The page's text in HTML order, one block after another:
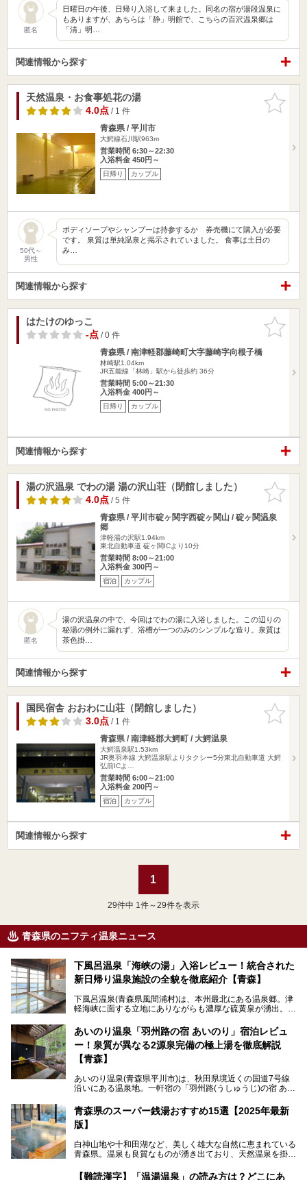
匿名
日曜日の午後、日帰り入浴して来ました。同名の宿が湯段温泉に
もありますが、あちらは「静」明館で、こちらの百沢温泉郷は
「清」明…
関連情報から探す
お気に入
りに追加
天然温泉・お食事処花の湯
4.0点/ 1 件
青森県 / 平川市
大鰐線石川駅963m
営業時間 6:30～22:30
入浴料金 450円～
日帰り カップル
50代～
男性
ボディソープやシャンプーは持参するか 券売機にて購入が必要
です。 泉質は単純温泉と掲示されていました。 食事は土日の
み…
関連情報から探す
お気に入
りに追加
はたけのゆっこ
-点/ 0 件
青森県 / 南津軽郡藤崎町大字藤崎字向根子橋
林崎駅1.04km
JR五能線「林崎」駅から徒歩約 36分
営業時間 5:00～21:30
入浴料金 400円～
日帰り カップル
関連情報から探す
お気に入
りに追加
湯の沢温泉 でわの湯 湯の沢山荘（閉館しました）
4.0点/ 5 件
青森県 / 平川市碇ヶ関字西碇ヶ関山 / 碇ヶ関温泉
郷
津軽湯の沢駅1.94km
東北自動車道 碇ヶ関ICより10分
営業時間 8:00～21:00
入浴料金 300円～
宿泊 カップル
匿名
湯の沢温泉の中で、今回はでわの湯に入浴しました。この辺りの
秘湯の例外に漏れず、浴槽が一つのみのシンプルな造り。泉質は
茶色掛…
関連情報から探す
お気に入
りに追加
国民宿舎 おおわに山荘（閉館しました）
3.0点/ 1 件
青森県 / 南津軽郡大鰐町 / 大鰐温泉
大鰐温泉駅1.53km
JR奥羽本線 大鰐温泉駅よりタクシー5分東北自動車道 大鰐
弘前ICよ…
営業時間 6:00～21:00
入浴料金 200円～
宿泊 カップル
関連情報から探す
1
29件中 1件～29件を表示
青森県のニフティ温泉ニュース
下風呂温泉「海峡の湯」入浴レビュー！統合された
新日帰り温泉施設の全貌を徹底紹介【青森】
下風呂温泉(青森県風間浦村)は、本州最北にある温泉郷。津
軽海峡に面する立地にありながらも濃厚な硫黄泉が湧出。良
泉ファンが訪れる温泉地です。
「海峡の湯」は、以前あった2つの共同浴場を統合し、2020
年12月にオープンした日帰り入浴施設。かつて別々の共同
浴場で使用された2つの源泉を楽しめる点が魅力です。また
無料休憩室や食事処も併設し、地元常連客のみならず観光客
にも利用しやすい施設へ変貌しました。
今回、筆者は実際に海峡の湯へ訪問・入浴し、その魅力を徹
底解説します！
あいのり温泉「羽州路の宿 あいのり」宿泊レビュ
ー！泉質が異なる2源泉完備の極上湯を徹底解説
【青森】
あいのり温泉(青森県平川市)は、秋田県境近くの国道7号線
沿いにある温泉地。一軒宿の「羽州路(うしゅうじ)の宿 あい
(通称:赤湯)と無色透明の単純温泉という2種類の源泉を使用
し、いずれも源泉100％かけ流しで提供している点でしょ
う。
今回筆者は実際に宿泊し、大浴場と露天風呂付き客室を中心
に「羽州路の宿 あいのり」を詳細にご紹介。秋田県側を含
ですが、実はあいのり温泉も決して見逃せない極上湯のひと
青森県のスーパー銭湯おすすめ15選【2025年最新
版】
白神山地や十和田湖など、美しく雄大な自然に恵まれている
青森県。温泉も良質なものが湧き出ており、天然温泉を掛け
の山並みを眺めながら温泉に浸かり、お食事処でおいしいご
【難読漢字】「温湯温泉」の読み方は？どこにあ